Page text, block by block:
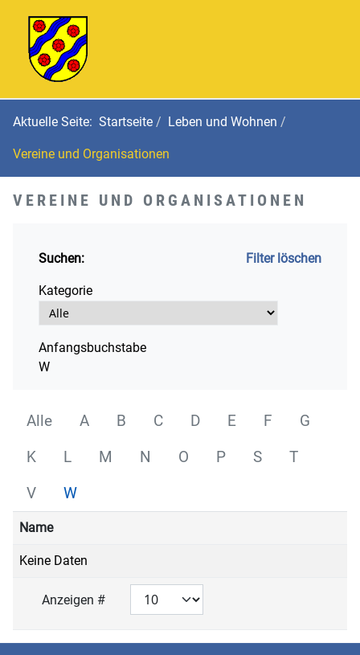
Aktuelle Seite: Startseite Leben und Wohnen
Vereine und Organisationen
VEREINE UND ORGANISATIONEN
Suchen: Filter löschen
Kategorie
Anfangsbuchstabe
W
Alle A B C D E F
G
K
L M N O P S
T
V
W
Name
Anzeigen #
Keine Daten